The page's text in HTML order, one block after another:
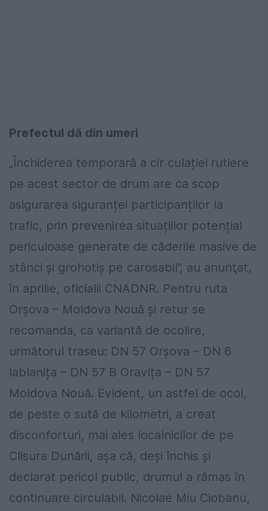
Prefectul dă din umeri
„Închiderea temporară a cir culației rutiere
pe acest sector de drum are ca scop
asigurarea siguranței participanților la
trafic, prin prevenirea situațiilor potențial
periculoase generate de căderile masive de
stânci și grohotiș pe carosabil”, au anunţat,
în aprilie, oficialii CNADNR. Pentru ruta
Orșova – Moldova Nouă și retur se
recomanda, ca variantă de ocolire,
următorul traseu: DN 57 Orșova – DN 6
Iablanița – DN 57 B Oravița – DN 57
Moldova Nouă. Evident, un astfel de ocol,
de peste o sută de kilometri, a creat
disconforturi, mai ales localnicilor de pe
Clisura Dunării, așa că, deși închis și
declarat pericol public, drumul a rămas în
continuare circulabil. Nicolae Miu Ciobanu,